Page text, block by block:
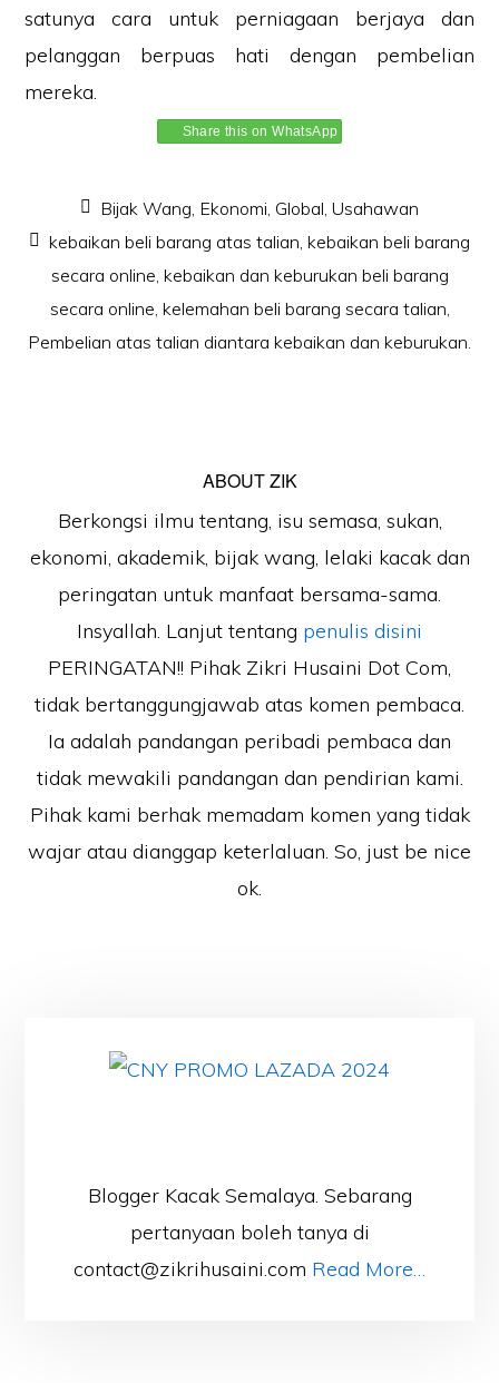
satunya cara untuk perniagaan berjaya dan
pelanggan berpuas hati dengan pembelian
mereka.
Share this on WhatsApp
Bijak Wang, Ekonomi, Global, Usahawan
kebaikan beli barang atas talian, kebaikan beli barang
secara online, kebaikan dan keburukan beli barang
secara online, kelemahan beli barang secara talian,
Pembelian atas talian diantara kebaikan dan keburukan.
ABOUTZIK
Berkongsi ilmu tentang, isu semasa, sukan,
ekonomi, akademik, bijak wang, lelaki kacak dan
peringatan untuk manfaat bersama-sama.
Insyallah. Lanjut tentang penulis disini
PERINGATAN!! Pihak Zikri Husaini Dot Com,
tidak bertanggungjawab atas komen pembaca.
Ia adalah pandangan peribadi pembaca dan
tidak mewakili pandangan dan pendirian kami.
Pihak kami berhak memadam komen yang tidak
wajar atau dianggap keterlaluan. So, just be nice
ok.
Blogger Kacak Semalaya. Sebarang
pertanyaan boleh tanya di
contact@zikrihusaini.com Read More…